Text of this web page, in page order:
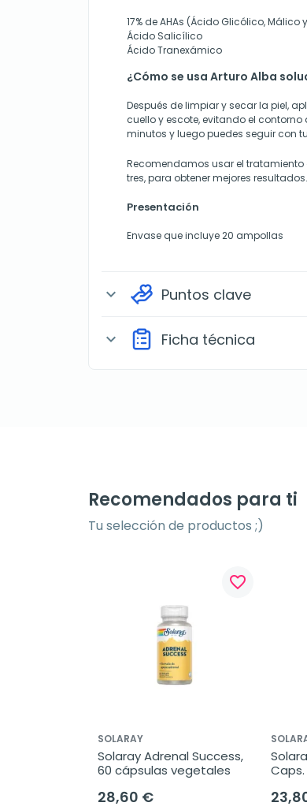
17% de AHAs (Ácido Glicólico, Málico
Ácido Salicílico
Ácido Tranexámico
¿Cómo se usa Arturo Alba
Después de limpiar y secar la piel,
cuello y escote, evitando el
minutos y luego puedes seguir con
Recomendamos usar el
tres, para obtener mejores resultados.
Presentación
Envase que incluye 20 ampollas
expand_more Puntos clave
expand_more Ficha técnica
Recomendados para ti
Tu selección de productos ;)
favorite_border
SOLARAY
Solaray Adrenal Success,
60 cápsulas vegetales
28,60 €
Caps.